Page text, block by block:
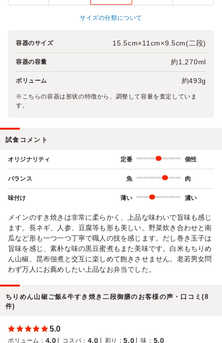
サイズの分類について
容器のサイズ 15.5cm×11cm×9.5cm(二段)
容器の容量 約1,270ml
ボリューム 約493g
※こちらの容器は形状の特徴から、調整して容量を査定していま
す。
試食コメント
オリジナリティ 定番 個性
バランス 魚 肉
味付け 薄い 濃い
メインのすき焼きは非常に柔らかく、上品な味わいで旨味も感じ
ます。長ネギ、人参、豆腐等も形も美しい。野菜炊き合わせと南
瓜など形も一つ一つ丁寧で職人の技を感じます。だし巻き玉子は
旨味を感じ、素朴な味の黒豆蜜煮もまた美味です。白米もちりめ
ん山椒、昆布佃煮と交互に楽しめて飽きさせません。老若男女問
わず万人にお薦めしたい上品なお弁当でした。
ちりめん山椒ご飯&牛すき焼き二段御膳のお客様の声・口コミ(8
件)
5.0
ボリューム ： 4.0 コスパ ： 4.0 彩り ：5.0 味 ： 5.0